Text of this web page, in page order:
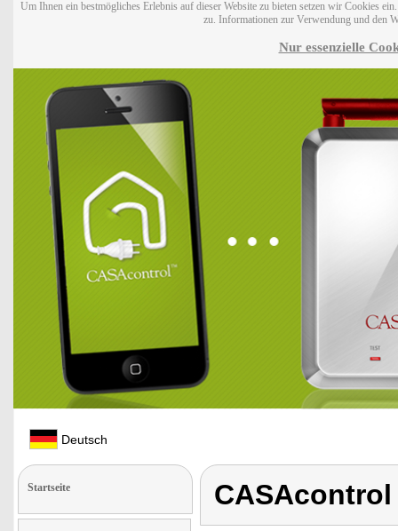
Um Ihnen ein bestmögliches Erlebnis auf dieser Website zu bieten setzen wir Cookies
zu. Informationen zur Verwendung und den
Nur essenzielle
Deutsch
Startseite CASAcontrol